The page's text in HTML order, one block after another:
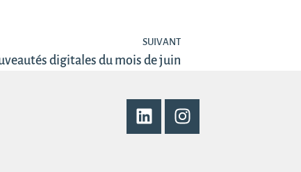
SUIVANT
digitales du mois de juin